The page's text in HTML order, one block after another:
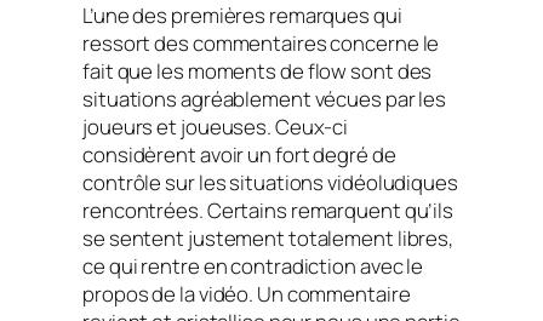
L’une des premières remarques qui
ressort des commentaires concerne le
fait que les moments deflowsont des
situations agréablement vécues par les
joueurs et joueuses. Ceux-ci
considèrent avoir un fort degré de
contrôle sur les situations vidéoludiques
rencontrées. Certains remarquent qu’ils
se sentent justement totalement libres,
ce qui rentre en contradiction avec le
propos de la vidéo. Un commentaire